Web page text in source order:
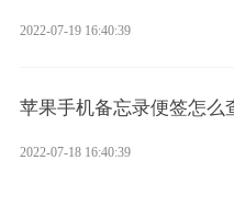
2022-07-19 16:40:39
苹果手机备忘录便签怎么
2022-07-18 16:40:39